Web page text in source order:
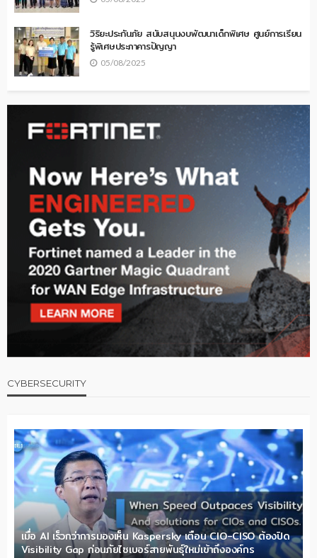
วิริยะประกันภัย สนับสนุนงบพัฒนาเด็กพิเศษ ศูนย์การเรียน
รู้พิเศษประภาคารปัญญา
05/08/2025
CYBERSECURITY
เมื่อ AI เร็วกว่าการมองเห็น Kaspersky เตือน CIO-CISO ต้องปิด
Visibility Gap ก่อนภัยไซเบอร์สายพันธุ์ใหม่เข้าถึงองค์กร